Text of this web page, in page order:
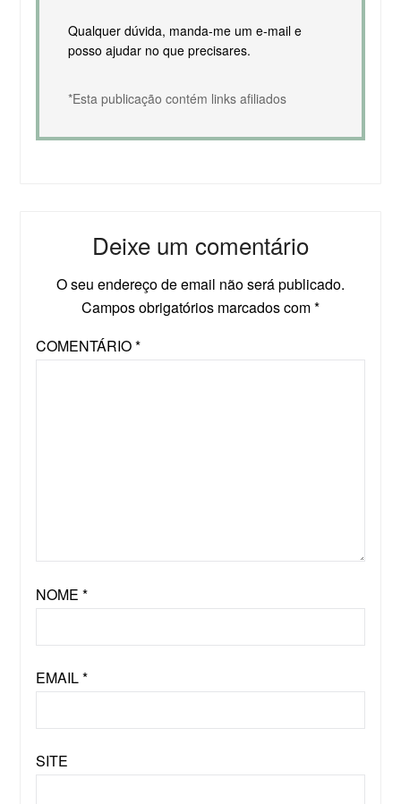
Qualquer dúvida, manda-me um e-mail e
posso ajudar no que precisares.
*Esta publicação contém links afiliados
Deixe um comentário
O seu endereço de email não será publicado.
Campos obrigatórios marcados com*
COMENTÁRIO*
NOME *
EMAIL*
SITE